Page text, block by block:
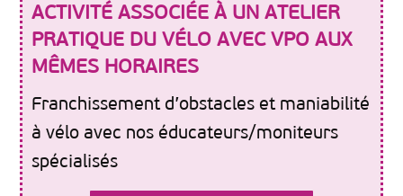
ACTIVITÉ ASSOCIÉE À UN ATELIER
PRATIQUE DU VÉLO AVEC VPO AUX
MÊMES HORAIRES
Franchissement d’obstacles et maniabilité
à vélo avec nos éducateurs/moniteurs
spécialisés